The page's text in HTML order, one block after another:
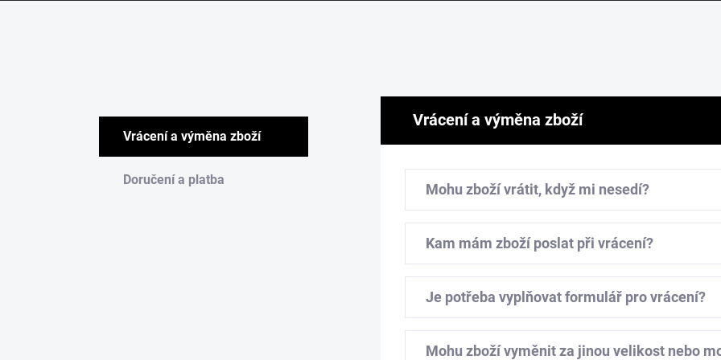
Vrácení a výměna zboží
Doručení a platba
Vrácení a výměna zboží
Mohu zboží vrátit, když mi nesedí?
Kam mám zboží poslat při vrácení?
Je potřeba vyplňovat formulář pro vrácení?
Mohu zboží vyměnit za jinou velikost nebo